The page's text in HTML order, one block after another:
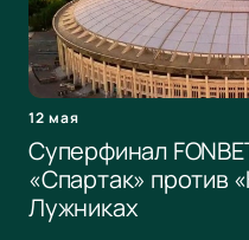
12 мая
Суперфинал
«Спартак» против
Лужниках